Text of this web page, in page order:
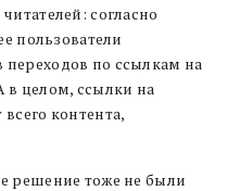
согласно
пользователи
по ссылкам на
в целом, ссылки на
контента,
решение тоже не были